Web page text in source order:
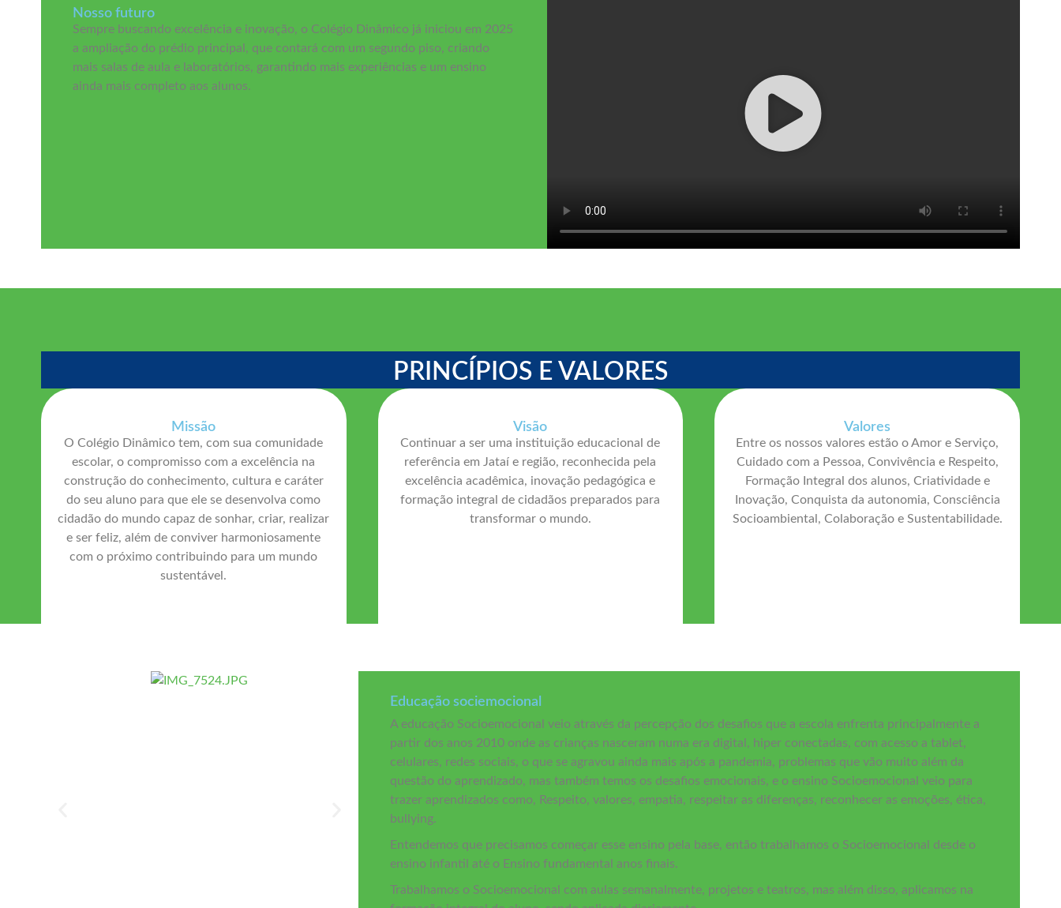
Nosso futuro
Sempre buscando excelência e inovação, o Colégio Dinâmico já iniciou em 2025
a ampliação do prédio principal, que contará com um segundo piso, criando
mais salas de aula e laboratórios, garantindo mais experiências e um ensino
ainda mais completo aos alunos.
PRINCÍPIOS E VALORES
Missão
O Colégio Dinâmico tem, com sua comunidade
escolar, o compromisso com a excelência na
construção do conhecimento, cultura e caráter
do seu aluno para que ele se desenvolva como
cidadão do mundo capaz de sonhar, criar, realizar
e ser feliz, além de conviver harmoniosamente
com o próximo contribuindo para um mundo
sustentável.
Visão
Continuar a ser uma instituição educacional de
referência em Jataí e região, reconhecida pela
excelência acadêmica, inovação pedagógica e
formação integral de cidadãos preparados para
transformar o mundo.
Valores
Entre os nossos valores estão o Amor e Serviço,
Cuidado com a Pessoa, Convivência e Respeito,
Formação Integral dos alunos, Criatividade e
Inovação, Conquista da autonomia, Consciência
Socioambiental, Colaboração e Sustentabilidade.
Educação sociemocional
A educação Socioemocional veio através da percepção dos desafios que a escola enfrenta principalmente a
partir dos anos 2010 onde as crianças nasceram numa era digital, hiper conectadas, com acesso a tablet,
celulares, redes sociais, o que se agravou ainda mais após a pandemia, problemas que vão muito além da
questão do aprendizado, mas também temos os desafios emocionais, e o ensino Socioemocional veio para
trazer aprendizados como, Respeito, valores, empatia, respeitar as diferenças, reconhecer as emoções, ética,
bullying.
Entendemos que precisamos começar esse ensino pela base, então trabalhamos o Socioemocional desde o
ensino infantil até o Ensino fundamental anos finais.
Trabalhamos o Socioemocional com aulas semanalmente, projetos e teatros, mas além disso, aplicamos na